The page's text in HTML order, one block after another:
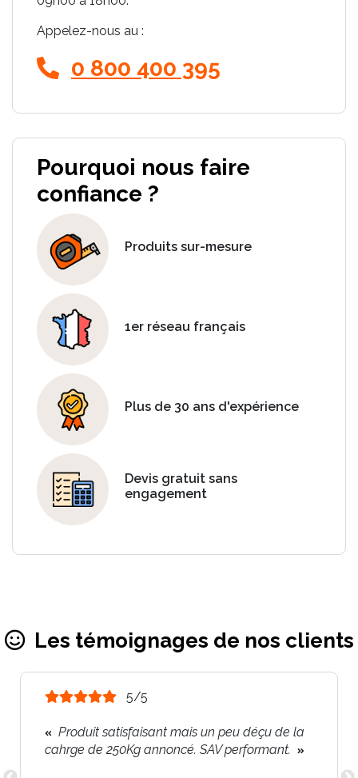
Appelez-nous au :
0 800 400 395
Pourquoi nous faire
confiance ?
Produits sur-mesure
1er réseau français
Plus de 30 ans d'expérience
Devis gratuit sans
engagement
Les témoignages de nos clients
5/5
Produit satisfaisant mais un peu déçu de la
cahrge de 250Kg annoncé. SAV performant.